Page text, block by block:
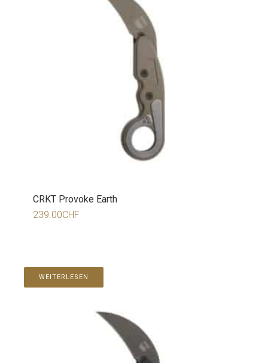
CRKT Provoke Earth
239.00CHF
WEITERLESEN